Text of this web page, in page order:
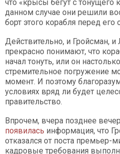
что «крысы бегут с тонущего
данном случае они решили
борт этого корабля перед его
Действительно, и Гройсман,
прекрасно понимают, что
начал тонуть, или он
стремительное погружение
момент. И поэтому
условиях вряд ли будет
правительство.
Впрочем, вчера позднее
появилась информация, что
отказался от поста премьер-
кадровые требования